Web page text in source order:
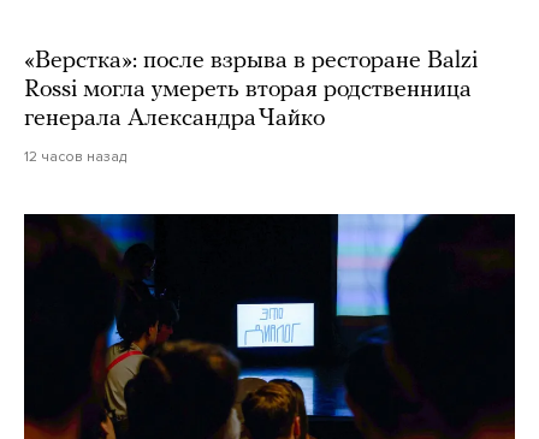
«Верстка»: после взрыва в ресторане Balzi
Rossi могла умереть вторая родственница
генерала Александра Чайко
12 часов назад